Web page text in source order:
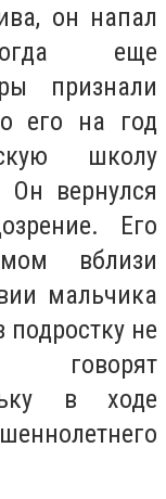
он напал
еще
признали
его на год
школу
Он вернулся
Его
вблизи
мальчика
не
говорят
в ходе